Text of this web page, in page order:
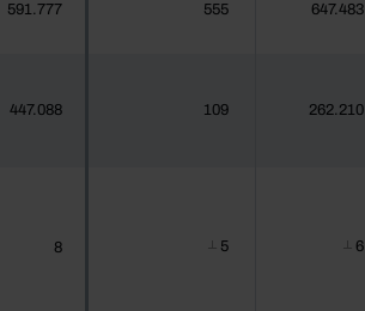
591.777 555 647.483
447.088 109 262.210
8 5 6